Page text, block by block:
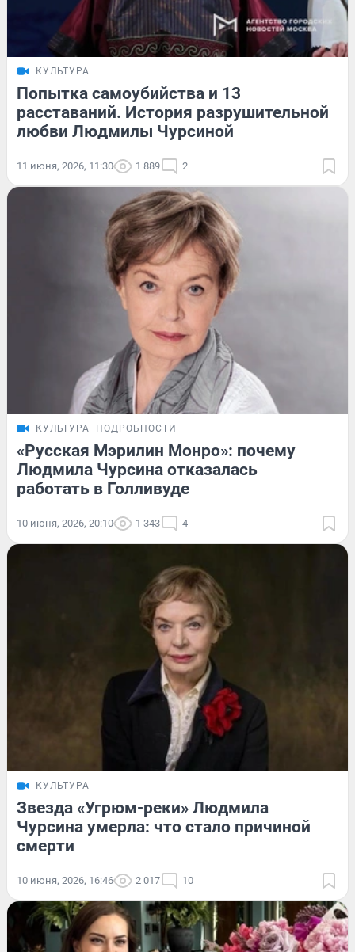
КУЛЬТУРА
Попытка самоубийства и 13
расставаний. История разрушительной
любви Людмилы Чурсиной
11 июня, 2026, 11:30 1 889 2
КУЛЬТУРА ПОДРОБНОСТИ
«Русская Мэрилин Монро»: почему
Людмила Чурсина отказалась
работать в Голливуде
10 июня, 2026, 20:10 1 343 4
КУЛЬТУРА
Звезда «Угрюм-реки» Людмила
Чурсина умерла: что стало причиной
смерти
10 июня, 2026, 16:46 2 017 10